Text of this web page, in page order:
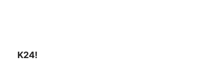
K24!